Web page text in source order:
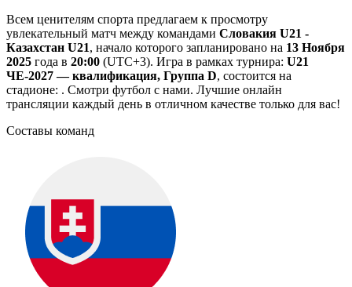
Всем ценителям спорта предлагаем к просмотру
увлекательный матч между командами Словакия U21 -
Казахстан U21, начало которого запланировано на 13 Ноября
2025 года в 20:00 (UTC+3). Игра в рамках турнира: U21
ЧЕ-2027 — квалификация, Группа D, состоится на
стадионе: . Смотри футбол с нами. Лучшие онлайн
трансляции каждый день в отличном качестве только для вас!
Составы команд